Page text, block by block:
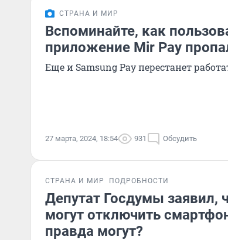
СТРАНА И МИР
Вспоминайте, как
приложение Mir Pay
Еще и Samsung Pay перестанет
27 марта, 2024, 18:54 931 Обсудить
СТРАНА И МИР ПОДРОБНОСТИ
Депутат Госдумы заявил,
могут отключить
правда могут?